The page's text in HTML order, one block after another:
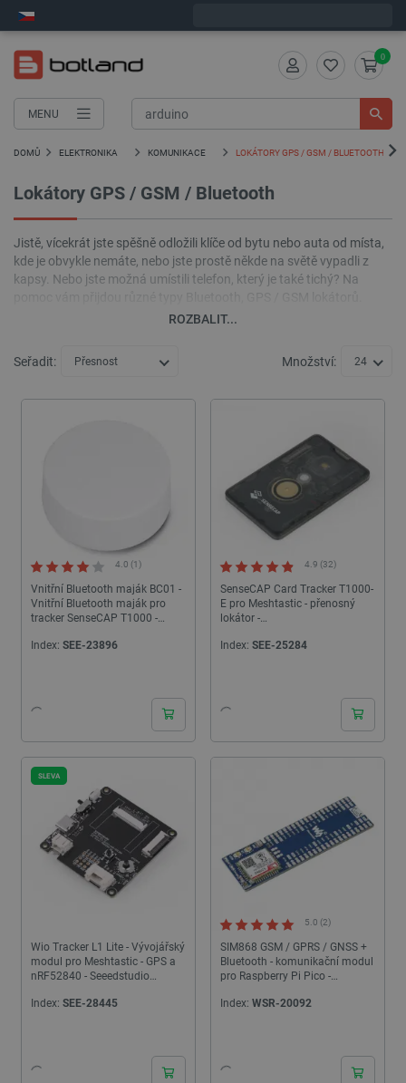
MENU
0
DOMŮ ELEKTRONIKA KOMUNIKACE LOKÁTORY GPS / GSM / BLUETOOTH
Lokátory GPS / GSM / Bluetooth
Jistě, vícekrát jste spěšně odložili klíče od bytu nebo auta od místa,
kde je obvykle nemáte, nebo jste prostě někde na světě vypadli z
kapsy. Nebo jste možná umístili telefon, který je také tichý? Na
ROZBALIT...
Seřadit: Přesnost Množství: 24
Vnitřní Bluetooth maják BC01 -
Vnitřní Bluetooth maják pro
tracker SenseCAP T1000 -
4.0 (1)
Index: SEE-23896
SenseCAP Card Tracker T1000-
E pro Meshtastic - přenosný
lokátor -
- Seeedstudio 114993369
4.9 (32)
Index: SEE-25284
Wio Tracker L1 Lite - Vývojářský
modul pro Meshtastic - GPS a
nRF52840 - Seeedstudio
Index: SEE-28445
SLEVA
SIM868 GSM / GPRS / GNSS +
Bluetooth - komunikační modul
pro Raspberry Pi Pico -
5.0 (2)
Index: WSR-20092